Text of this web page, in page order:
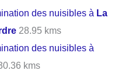
des nuisibles à La
28.95 kms
des nuisibles à
kms